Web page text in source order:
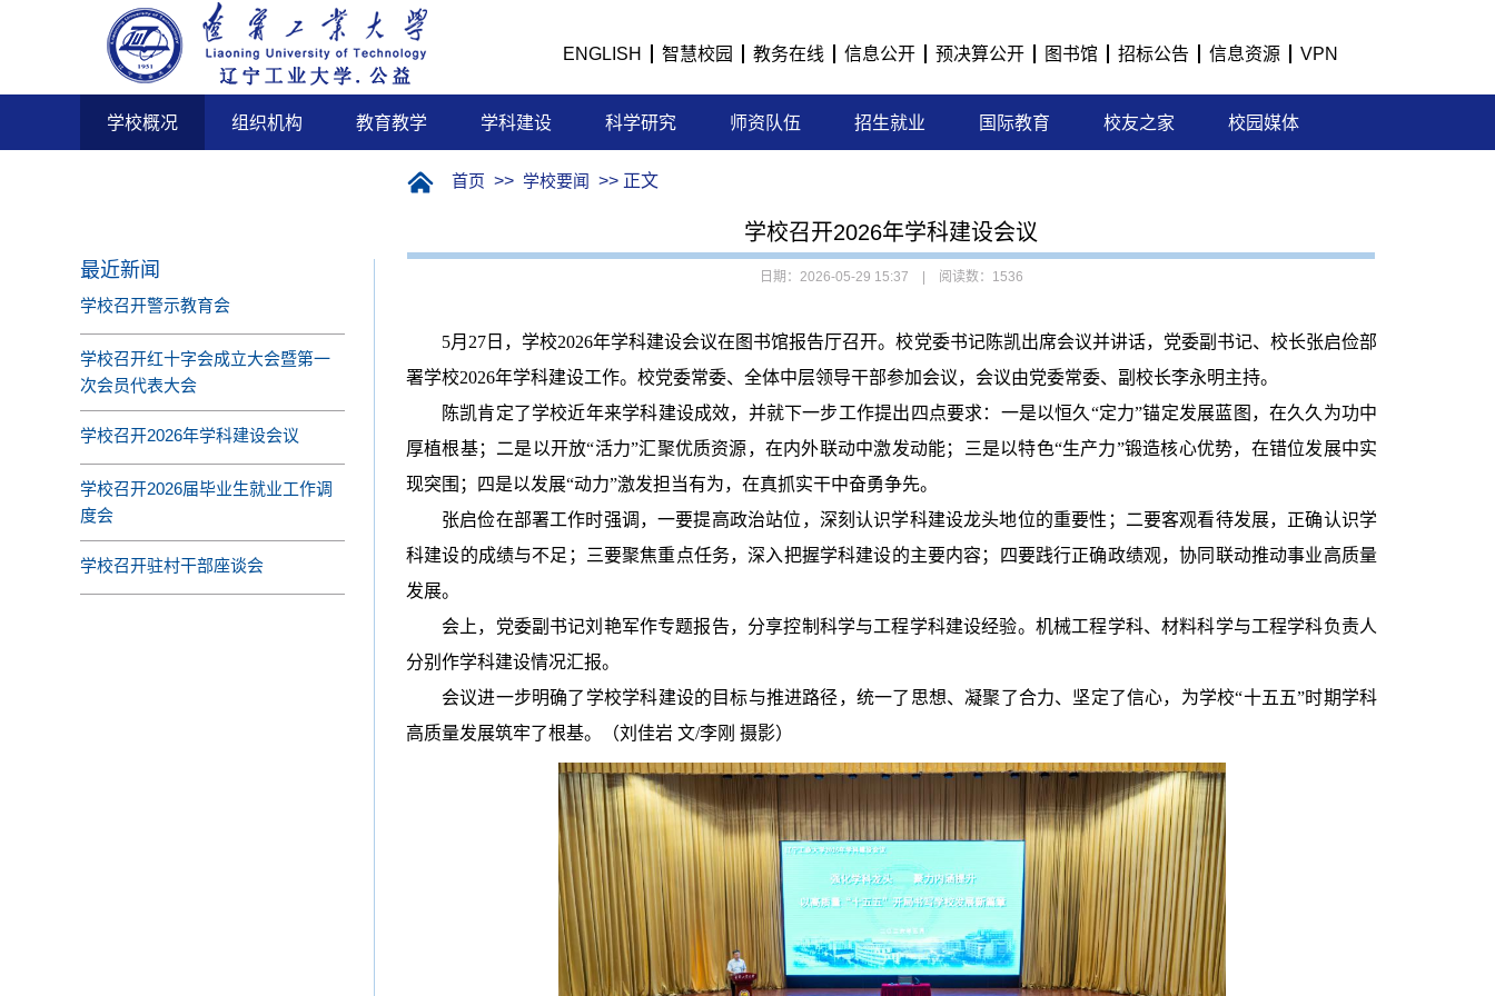
ENGLISH 智慧校园 教务在线 信息公开 预决算公开 图书馆 招标公告 信息资源 VPN
学校概况 组织机构 教育教学 学科建设 科学研究 师资队伍 招生就业 国际教育 校友之家 校园媒体
最近新闻
学校召开警示教育会
学校召开红十字会成立大会暨第一
次会员代表大会
学校召开2026年学科建设会议
学校召开2026届毕业生就业工作调
度会
学校召开驻村干部座谈会
首页 >> 学校要闻 >> 正文
学校召开2026年学科建设会议
日期：2026-05-29 15:37 | 阅读数： 1536
5月27日，学校2026年学科建设会议在图书馆报告厅召开。校党委书记陈凯出席会议并讲话，党委副书记、校长张启俭部
署学校2026年学科建设工作。校党委常委、全体中层领导干部参加会议，会议由党委常委、副校长李永明主持。
陈凯肯定了学校近年来学科建设成效，并就下一步工作提出四点要求：一是以恒久“定力”锚定发展蓝图，在久久为功中
厚植根基；二是以开放“活力”汇聚优质资源，在内外联动中激发动能；三是以特色“生产力”锻造核心优势，在错位发展中实
现突围；四是以发展“动力”激发担当有为，在真抓实干中奋勇争先。
张启俭在部署工作时强调，一要提高政治站位，深刻认识学科建设龙头地位的重要性；二要客观看待发展，正确认识学
科建设的成绩与不足；三要聚焦重点任务，深入把握学科建设的主要内容；四要践行正确政绩观，协同联动推动事业高质量
发展。
会上，党委副书记刘艳军作专题报告，分享控制科学与工程学科建设经验。机械工程学科、材料科学与工程学科负责人
分别作学科建设情况汇报。
会议进一步明确了学校学科建设的目标与推进路径，统一了思想、凝聚了合力、坚定了信心，为学校“十五五”时期学科
高质量发展筑牢了根基。（刘佳岩 文/李刚 摄影）